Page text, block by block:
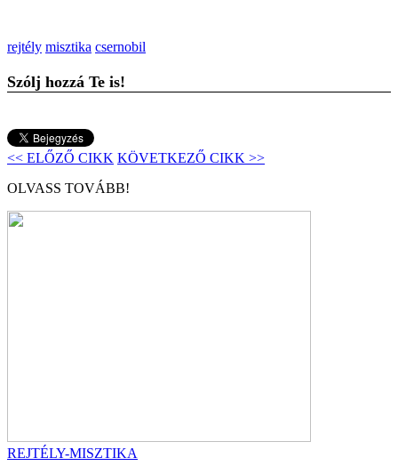
rejtély misztika csernobil
Szólj hozzá Te is!
<< ELŐZŐ CIKK KÖVETKEZŐ CIKK >>
OLVASS TOVÁBB!
REJTÉLY-MISZTIKA